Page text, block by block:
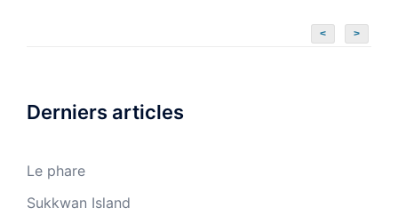
< >
Derniers articles
Le phare
Sukkwan Island